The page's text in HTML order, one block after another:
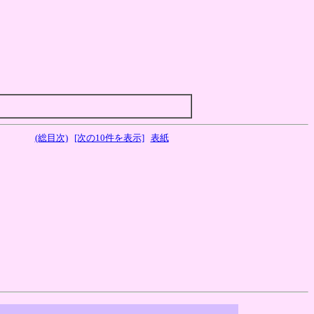
(総目次) [次の10件を表示] 表紙